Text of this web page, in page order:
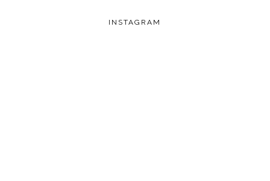
INSTAGRAM